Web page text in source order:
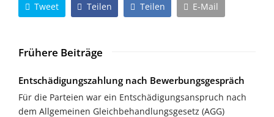
Tweet Teilen Teilen E-Mail
Frühere Beiträge
Entschädigungszahlung nach Bewerbungsgespräch
Für die Parteien war ein Entschädigungsanspruch nach
dem Allgemeinen Gleichbehandlungsgesetz (AGG)